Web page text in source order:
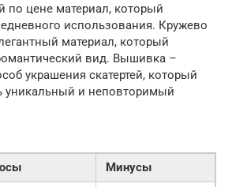
по цене материал, который
использования. Кружево
материал, который
вид. Вышивка –
украшения скатертей, который
уникальный и неповторимый
Минусы